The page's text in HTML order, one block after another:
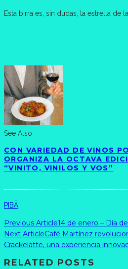
Esta birra es, sin dudas, la estrella de
See Also
CON VARIEDAD DE VINOS
ORGANIZA LA OCTAVA
“VINITO, VINILOS Y VOS”
PIBÄ
Previous Article14 de enero – Día
Next ArticleCafé Martínez
Crackelatte, una experiencia
RELATED POSTS